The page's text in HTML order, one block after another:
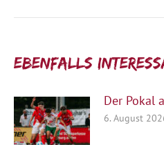
Ebenfalls
Der Pokal
6. August